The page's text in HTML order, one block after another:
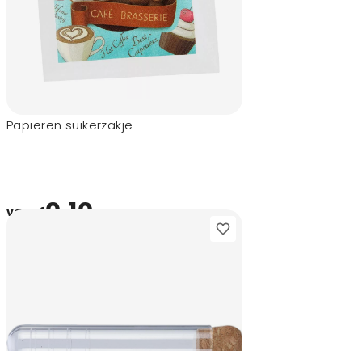
Papieren suikerzakje
vanaf0,10